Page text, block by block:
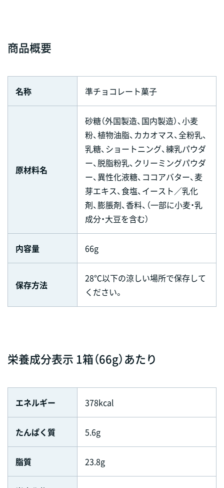
商品概要
名称 準チョコレート菓子
原材料名
砂糖（外国製造、国内製造）、小麦
粉、植物油脂、カカオマス、全粉乳、
乳糖、ショートニング、練乳パウダ
ー、脱脂粉乳、クリーミングパウダ
ー、異性化液糖、ココアバター、麦
芽エキス、食塩、イースト／乳化
剤、膨脹剤、香料、（一部に小麦・乳
成分・大豆を含む）
内容量 66g
保存方法
28℃以下の涼しい場所で保存して
ください。
栄養成分表示 1箱（66g）あたり
エネルギー 378kcal
たんぱく質 5.6g
脂質 23.8g